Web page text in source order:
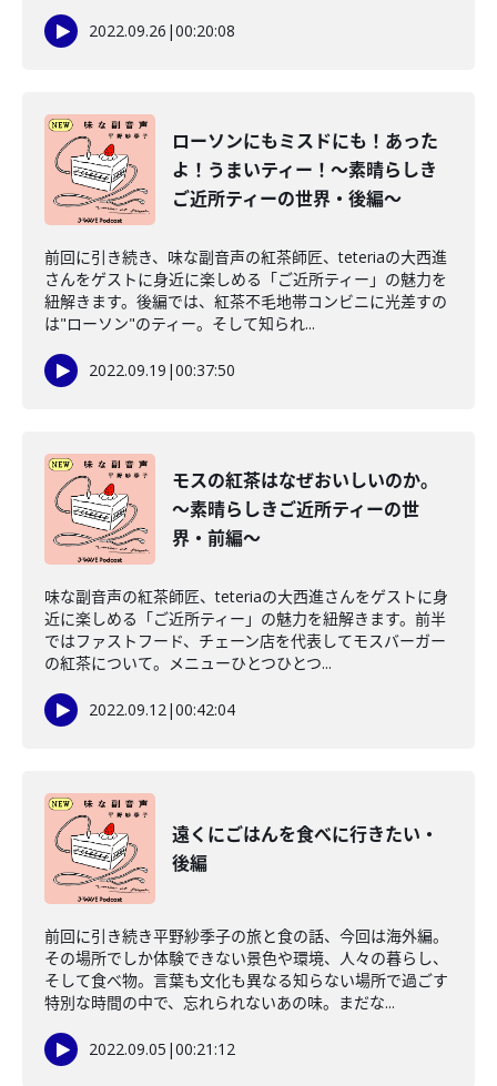
2022.09.26 |00:20:08
ローソンにもミスドにも！あった
よ！うまいティー！～素晴らしき
ご近所ティーの世界・後編～
前回に引き続き、味な副音声の紅茶師匠、teteriaの大西進
さんをゲストに身近に楽しめる「ご近所ティー」の魅力を
紐解きます。後編では、紅茶不毛地帯コンビニに光差すの
は"ローソン"のティー。そして知られ...
2022.09.19 |00:37:50
モスの紅茶はなぜおいしいのか。
～素晴らしきご近所ティーの世
界・前編～
味な副音声の紅茶師匠、teteriaの大西進さんをゲストに身
近に楽しめる「ご近所ティー」の魅力を紐解きます。前半
ではファストフード、チェーン店を代表してモスバーガー
の紅茶について。メニューひとつひとつ...
2022.09.12|00:42:04
遠くにごはんを食べに行きたい・
後編
前回に引き続き平野紗季子の旅と食の話、今回は海外編。
その場所でしか体験できない景色や環境、人々の暮らし、
そして食べ物。言葉も文化も異なる知らない場所で過ごす
特別な時間の中で、忘れられないあの味。まだな...
2022.09.05 |00:21:12